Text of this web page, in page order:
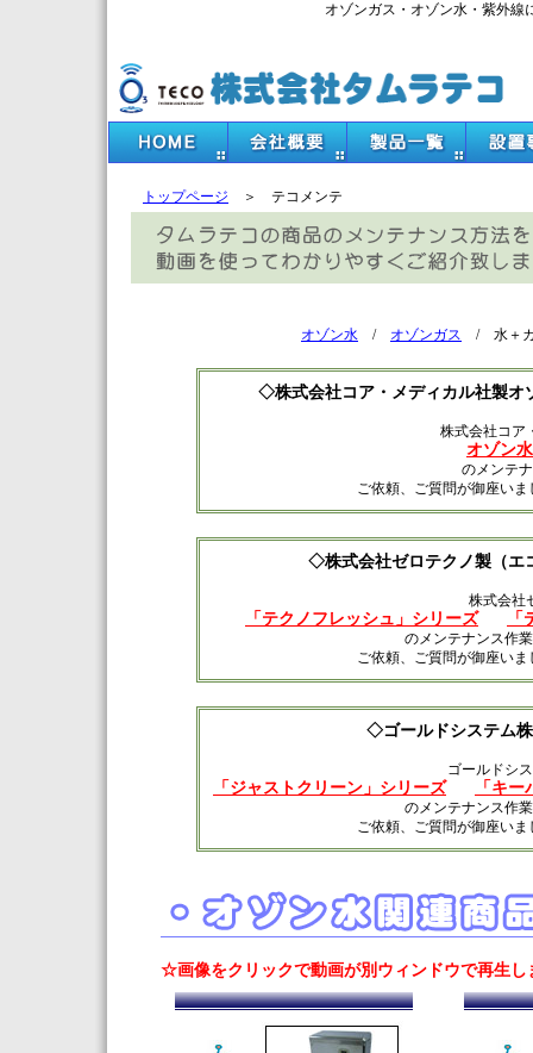
オゾンガス・オゾン水・紫外
トップページ ＞ テコメンテ
オゾン水 / オゾンガス / 水＋
◇株式会社コア・メディカル社製オ
株式会社コア
オゾン
のメンテ
ご依頼、ご質問が御座い
◇株式会社ゼロテクノ製（エ
株式会社
「テクノフレッシュ」シリーズ
のメンテナンス作
ご依頼、ご質問が御座い
◇ゴールドシステム
ゴールドシ
「ジャストクリーン」シリーズ 「キ
のメンテナンス作
ご依頼、ご質問が御座い
☆画像をクリックで動画が別ウィンドウで再生し